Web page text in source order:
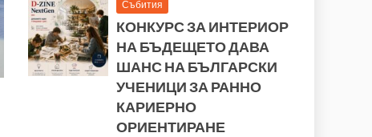
Събития
КОНКУРС ЗА ИНТЕРИОР
НА БЪДЕЩЕТО ДАВА
ШАНС НА БЪЛГАРСКИ
УЧЕНИЦИ ЗА РАННО
КАРИЕРНО
ОРИЕНТИРАНЕ